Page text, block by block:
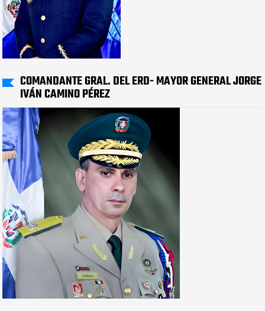
COMANDANTE GRAL. DEL ERD- MAYOR GENERAL JORGE
IVÁN CAMINO PÉREZ